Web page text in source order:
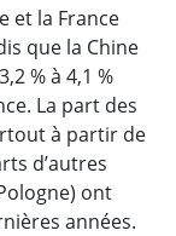
et la France
que la Chine
% à 4,1 %
La part des
à partir de
d’autres
ont
années.